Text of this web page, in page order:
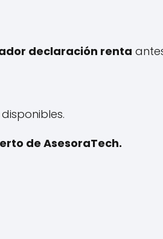
declaración renta
de AsesoraTech.